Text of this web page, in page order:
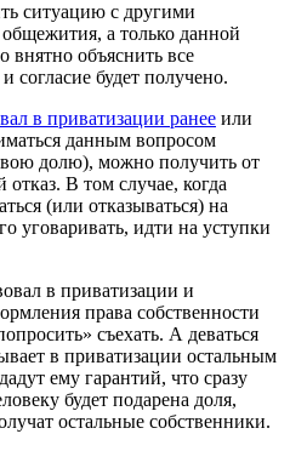
ситуацию с другими
а только данной
объяснить все
согласие будет получено.
в приватизации ранее или
данным вопросом
долю), можно получить от
В том случае, когда
(или отказываться) на
уговаривать, идти на уступки
в приватизации и
права собственности
съехать. А деваться
в приватизации остальным
ему гарантий, что сразу
будет подарена доля,
остальные собственники.